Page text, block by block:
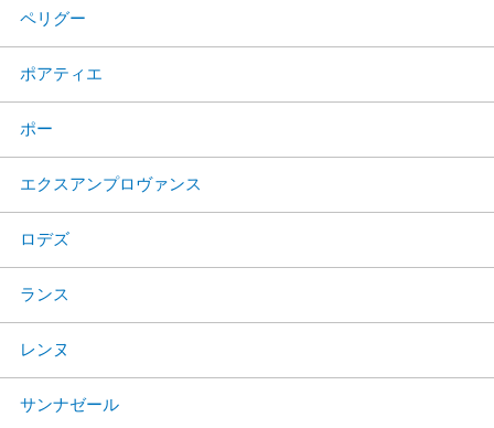
ペリグー
ポアティエ
ポー
エクスアンプロヴァンス
ロデズ
ランス
レンヌ
サンナゼール